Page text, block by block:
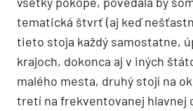
tematická štvrť (aj keď
tieto stoja každý samostatne,
krajoch, dokonca aj v iných
malého mesta, druhý stojí na
tretí na frekventovanej hlavnej